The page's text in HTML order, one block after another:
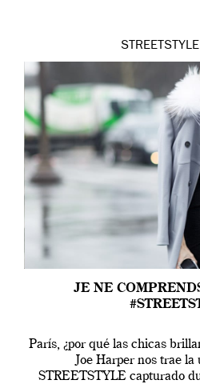
STREETSTYLE
JE NE
París, ¿por qué las chicas
Joe Harper nos trae
STREETSTYLE capturado